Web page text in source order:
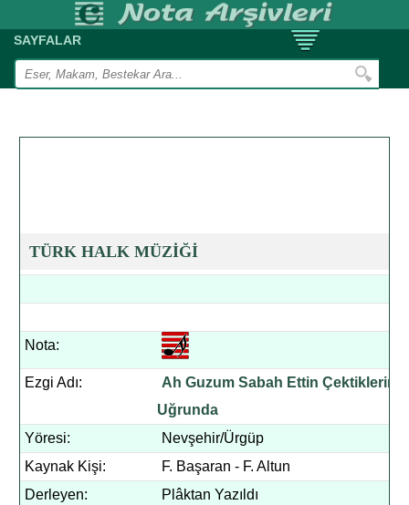
SAYFALAR
TÜRK HALK MÜZİĞİ
Nota:
Ezgi Adı:
Ah Guzum Sabah Ettin Çektiklerin
Uğrunda
Yöresi:
Nevşehir/Ürgüp
Kaynak Kişi:
F. Başaran - F. Altun
Derleyen:
Plâktan Yazıldı